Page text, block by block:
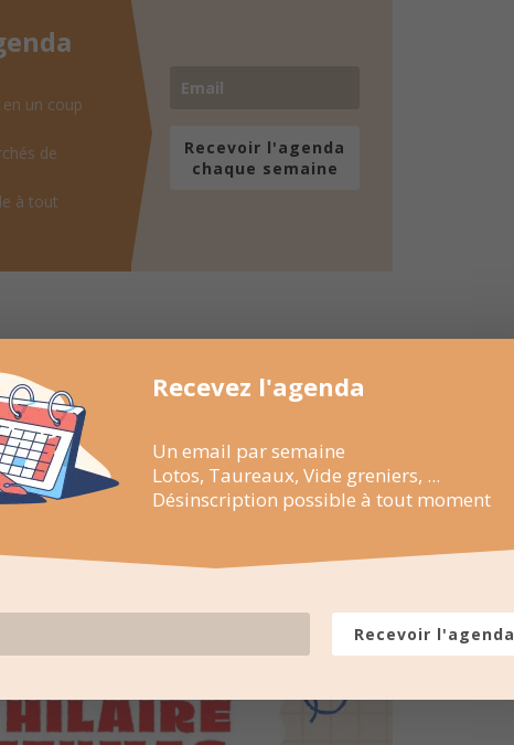
un coup
de
à tout
Recevoir l'agenda
chaque semaine
Recevez l'agenda
Un email par semaine
Lotos, Taureaux, Vide greniers, ...
Désinscription possible à tout moment
Recevoir l'agenda